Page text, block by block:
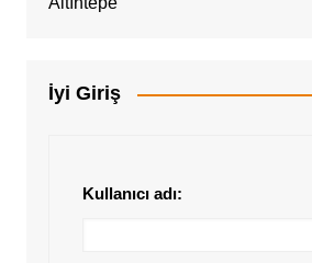
İyi Giriş
Kullanıcı adı: